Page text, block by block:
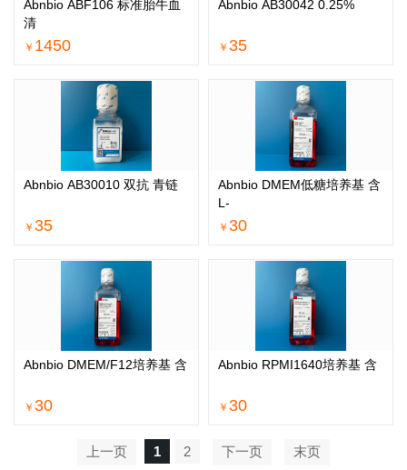
Abnbio ABF106 标准胎牛血
清
￥ 1450
Abnbio AB30042 0.25%
￥ 35
Abnbio AB30010 双抗 青链
￥ 35
Abnbio DMEM低糖培养基 含
L-
￥ 30
Abnbio DMEM/F12培养基 含
￥ 30
Abnbio RPMI1640培养基 含
￥ 30
上一页 1 2 下一页 末页